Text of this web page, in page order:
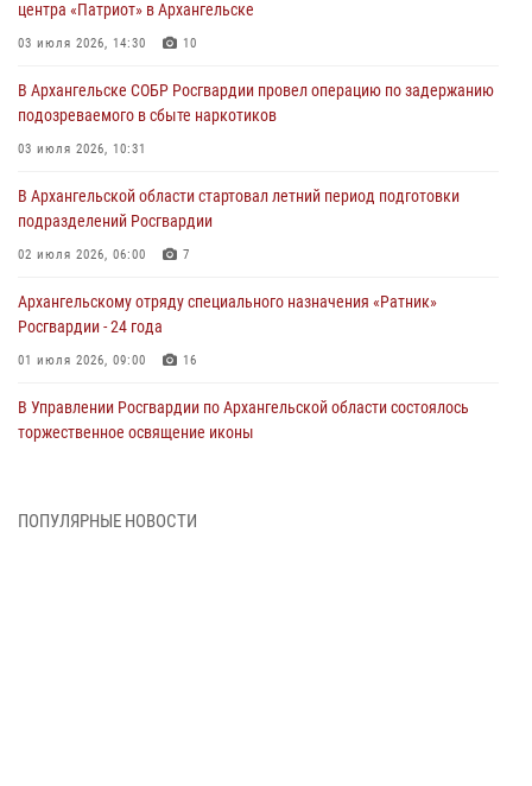
центра «Патриот» в Архангельске
03 июля 2026, 14:30 10
В Архангельске СОБР Росгвардии провел операцию по задержанию
подозреваемого в сбыте наркотиков
03 июля 2026, 10:31
В Архангельской области стартовал летний период подготовки
подразделений Росгвардии
02 июля 2026, 06:00 7
Архангельскому отряду специального назначения «Ратник»
Росгвардии - 24 года
01 июля 2026, 09:00 16
В Управлении Росгвардии по Архангельской области состоялось
торжественное освящение иконы
Военнослужащие по призыву из Архангельской области приняли
ПОПУЛЯРНЫЕ НОВОСТИ